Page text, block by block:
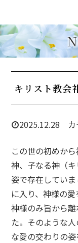
キリスト教会
2025.12.28 カ
この世の初めか
神、子なる神（
姿で存在してい
に入り、神様の
神様のみ旨から
た。そのような
な愛の交わりの